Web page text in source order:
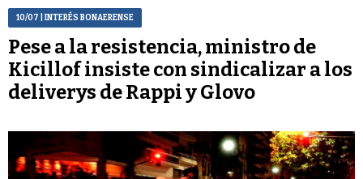
10/07 | INTERÉS BONAERENSE
Pese a la resistencia, ministro de
Kicillof insiste con sindicalizar a los
deliverys de Rappi y Glovo